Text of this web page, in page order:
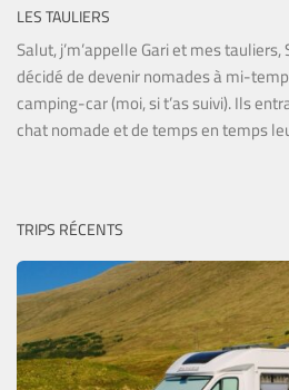
LES TAULIERS
Salut, j’m’appelle Gari et mes
décidé de devenir nomades à mi-
camping-car (moi, si t’as suivi). Ils
chat nomade et de temps en temps
TRIPS RÉCENTS